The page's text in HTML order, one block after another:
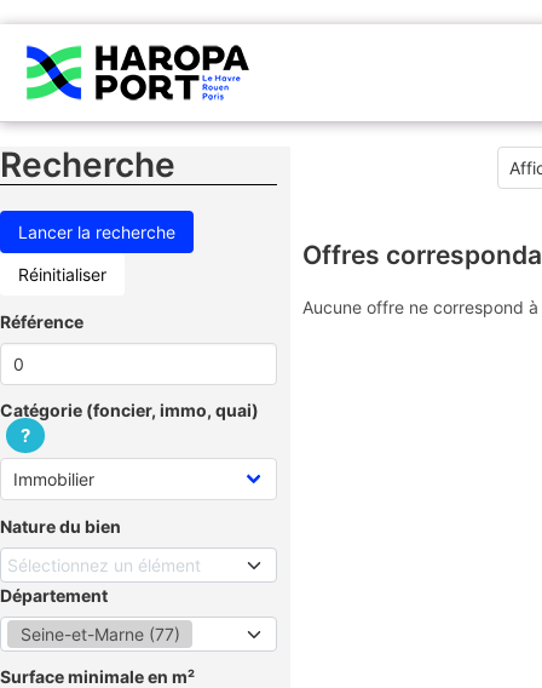
Recherche
Réinitialiser
Référence
Catégorie (foncier, immo, quai)
?
Nature du bien
Sélectionnez un élément
Département
Seine-et-Marne (77)
Surface minimale en m²
Offres
Aucune offre ne correspond